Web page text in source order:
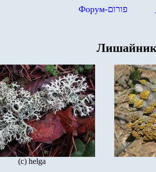
Форум-פורום
(c) helga